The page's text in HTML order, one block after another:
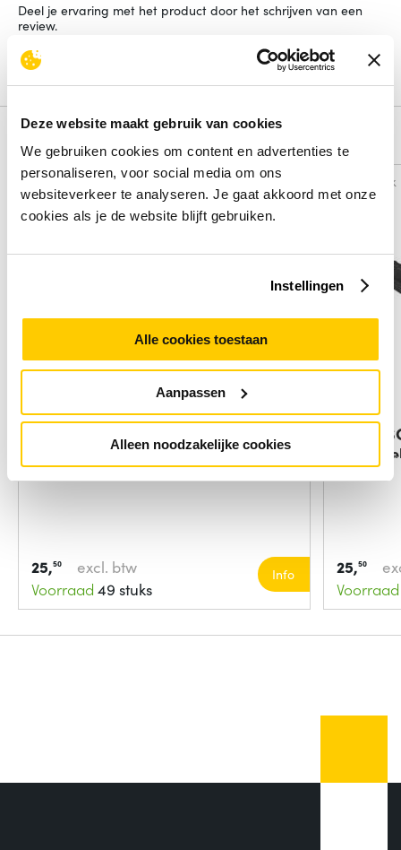
Deze website maakt gebruik van cookies
We gebruiken cookies om content en advertenties te
personaliseren, voor social media om ons
websiteverkeer te analyseren. Je gaat akkoord met onze
cookies als je de website blijft gebruiken.
Instellingen
Alle cookies toestaan
Aanpassen
Alleen noodzakelijke cookies
Deel je ervaring met het product door het schrijven van een
review.
Schrijf een review
Alternatieven
Vergelijk
25,50
excl. btw
Voorraad 49 stuks
Info
Vergelijk
Zebra
25,50
Voorraad